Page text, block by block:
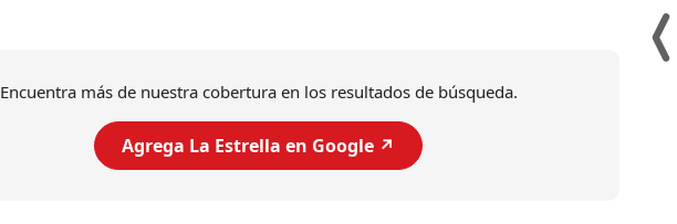
Encuentra más de nuestra cobertura en los resultados de búsqueda.
Agrega La Estrella en Google ↗️
7,1 se registró este martes 28 de
julio en la prefectura de Kumamoto,
al sur de Japón, provocando una
emergencia de gran